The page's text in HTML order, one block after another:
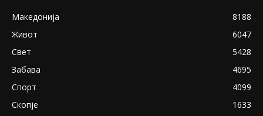
Македонија
8188
Живот
6047
Свет
5428
Забава
4695
Спорт
4099
Скопје
1633